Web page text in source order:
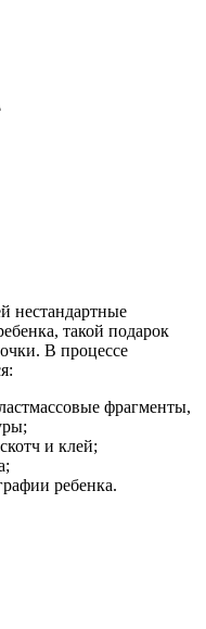
нестандартные
такой подарок
В процессе
фрагменты,
и клей;
ребенка.